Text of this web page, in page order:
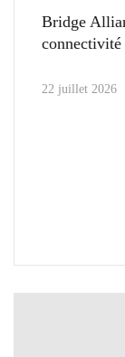
Bridge
22 juillet 2026